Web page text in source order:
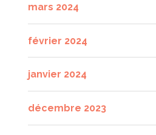
mars 2024
février 2024
janvier 2024
décembre 2023